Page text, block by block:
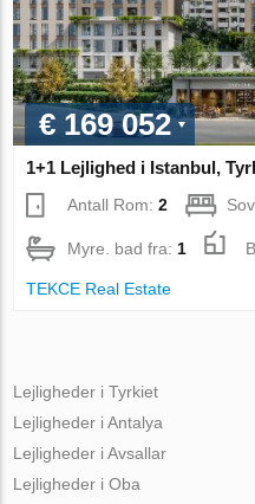
€ 169 052
1+1 Lejlighed i Istanbul,
Antall Rom:2
Myre. bad fra: 1
TEKCE Real Estate
Lejligheder i Tyrkiet
Lejligheder i Antalya
Lejligheder i Avsallar
Lejligheder i Oba